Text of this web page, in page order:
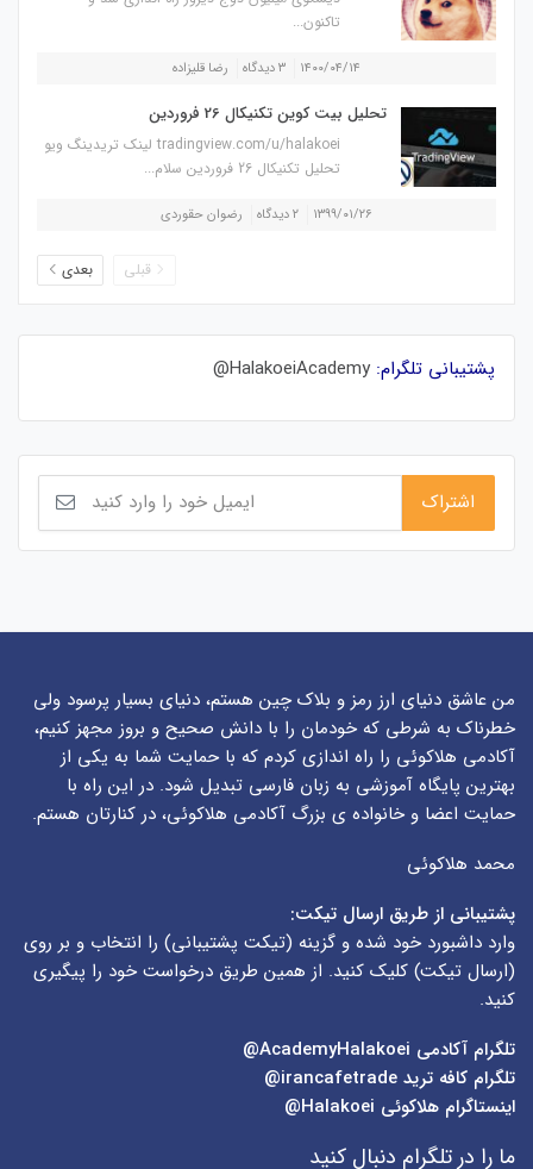
تاکنون...
۱۴۰۰/۰۴/۱۴ ۳ دیدگاه رضا قلیزاده
تحلیل بیت کوین تکنیکال 26 فروردین
tradingview.com/u/halakoei لینک تریدینگ ویو
تحلیل تکنیکال 26 فروردین سلام...
۱۳۹۹/۰۱/۲۶ ۲ دیدگاه رضوان حقوردی
قبلی بعدی
پشتیبانی تلگرام: HalakoeiAcademy@
من عاشق دنیای ارز رمز و بلاک چین هستم، دنیای بسیار پرسود ولی
خطرناک به شرطی که خودمان را با دانش صحیح و بروز مجهز کنیم،
آکادمی هلاکوئی را راه اندازی کردم که با حمایت شما به یکی از
بهترین پایگاه آموزشی به زبان فارسی تبدیل شود. در این راه با
حمایت اعضا و خانواده ی بزرگ آکادمی هلاکوئی، در کنارتان هستم.
محمد هلاکوئی
پشتیبانی از طریق ارسال تیکت:
وارد داشبورد خود شده و گزینه (تیکت پشتیبانی) را انتخاب و بر روی
(ارسال تیکت) کلیک کنید. از همین طریق درخواست خود را پیگیری
کنید.
تلگرام آکادمی
تلگرام کافه ترید irancafetrade@
اینستاگرام هلاکوئی Halakoei@
ما را در تلگرام دنبال کنید